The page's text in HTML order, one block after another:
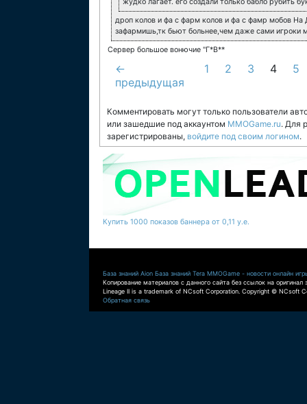
дроп колов и фа с фарм колов и фа с фамр мобов На
зафармишь,тк бьют больнее,чем даже сами игроки
Сервер большое вонючие "Г*В**
←
предыдущая
1 2 3 4 5
Комментировать могут только пользователи
или зашедшие под аккаунтом MMOGame.ru. Для
зарегистрированы, войдите под своим логином.
Купить 1000 показов баннера от 0,11 у.е.
База знаний Aion База знаний Tera MMOGame - новости онлайн
Копирование материалов с данного сайта без ссылок на оригинал
Lineage II is a trademark of NCsoft Corporation. Copyright © NCsoft
Обратная связь